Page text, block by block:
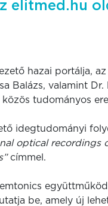
elitmed.hu
hazai portálja, az
Balázs, valamint Dr.
tudományos
idegtudományi
optical recordings
címmel.
be, amely új